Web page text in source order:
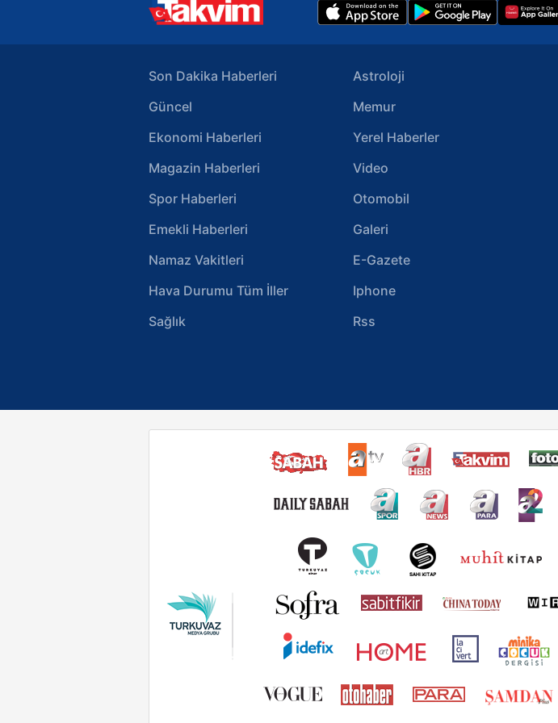
Son Dakika Haberleri
Güncel
Ekonomi Haberleri
Magazin Haberleri
Spor Haberleri
Emekli Haberleri
Namaz Vakitleri
Hava Durumu Tüm İller
Sağlık
Astroloji
Memur
Yerel Haberler
Video
Otomobil
Galeri
E-Gazete
Iphone
Rss